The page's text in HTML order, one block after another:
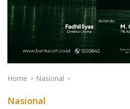
Home Nasional
Nasional